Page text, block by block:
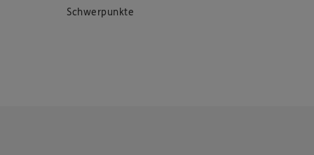
Schwerpunkte